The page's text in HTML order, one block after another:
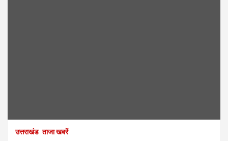
उत्तराखंड ताजा खबरें